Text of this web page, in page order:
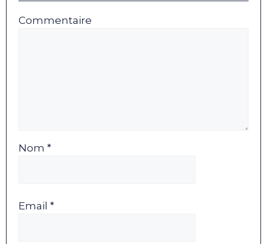
Commentaire
Nom *
Email *